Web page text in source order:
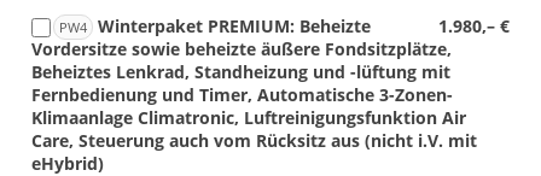
PW4 1.980,– €
Winterpaket PREMIUM: Beheizte
Vordersitze sowie beheizte äußere Fondsitzplätze,
Beheiztes Lenkrad, Standheizung und -lüftung mit
Fernbedienung und Timer, Automatische 3-Zonen-
Klimaanlage Climatronic, Luftreinigungsfunktion Air
Care, Steuerung auch vom Rücksitz aus (nicht i.V. mit
eHybrid)